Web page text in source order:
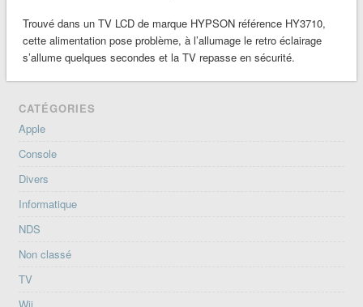
Trouvé dans un TV LCD de marque HYPSON référence HY3710,
cette alimentation pose problème, à l’allumage le retro éclairage
s’allume quelques secondes et la TV repasse en sécurité.
CATÉGORIES
Apple
Console
Divers
Informatique
NDS
Non classé
TV
Wii